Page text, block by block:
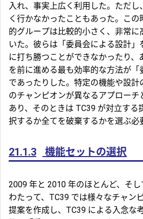
入れ、事実上広く利用した。ただ
く行かなかったこともあった。こ
的グループは比較的小さく、非常に
いた。彼らは「委員会による設計
に打ち勝つことができなかったり、
を前に進める最も効率的な方法が「
であったりした。特定の機能や設計
のチャンピオンが異なるアプローチ
あり、そのときは TC39 が対立する
択するか全てを破棄するかを選ぶ必
21.1.3 機能セットの選択
2009 年と 2010 年のほとんど、そ
わたって、TC39 では様々なチャン
提案を作成し、TC39 による入念な